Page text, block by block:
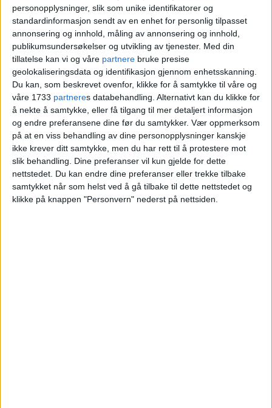
personopplysninger, slik som unike identifikatorer og
standardinformasjon sendt av en enhet for personlig tilpasset
annonsering og innhold, måling av annonsering og innhold,
publikumsundersøkelser og utvikling av tjenester. Med din
tillatelse kan vi og våre partnere bruke presise
geolokaliseringsdata og identifikasjon gjennom enhetsskanning.
Du kan, som beskrevet ovenfor, klikke for å samtykke til våre og
våre 1733 partneres databehandling. Alternativt kan du klikke for
å nekte å samtykke, eller få tilgang til mer detaljert informasjon
og endre preferansene dine før du samtykker. Vær oppmerksom
på at en viss behandling av dine personopplysninger kanskje
ikke krever ditt samtykke, men du har rett til å protestere mot
slik behandling. Dine preferanser vil kun gjelde for dette
nettstedet. Du kan endre dine preferanser eller trekke tilbake
samtykket når som helst ved å gå tilbake til dette nettstedet og
klikke på knappen "Personvern" nederst på nettsiden.
Tror saken kan ende i
Høyesterett
- Hensikten med markeringen er å vise at
de tiltalte ikke står alene, men har støtte fra
mange som er opptatt av den halsløse
sykehusutbyggingen i Oslo, sier Tone
Øiern i støttegruppa for aktivistene.